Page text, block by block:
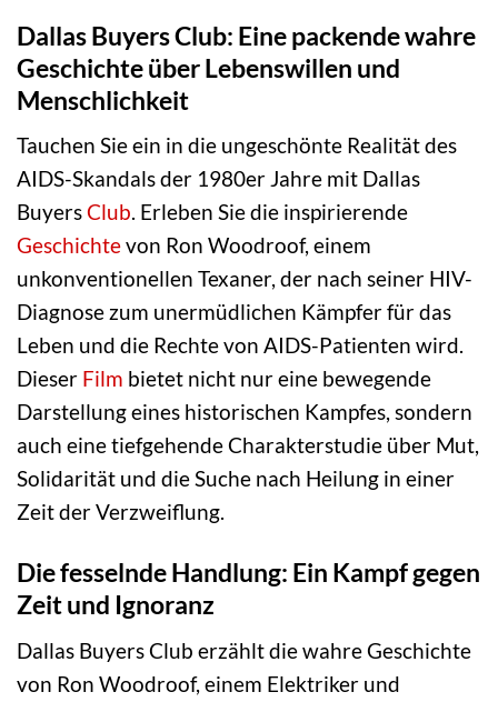
Dallas Buyers Club: Eine packende wahre
Geschichte über Lebenswillen und
Menschlichkeit
Tauchen Sie ein in die ungeschönte Realität des
AIDS-Skandals der 1980er Jahre mit Dallas
BuyersClub. Erleben Sie die inspirierende
Geschichtevon Ron Woodroof, einem
unkonventionellen Texaner, der nach seiner HIV-
Diagnose zum unermüdlichen Kämpfer für das
Leben und die Rechte von AIDS-Patienten wird.
Dieser Film bietet nicht nur eine bewegende
Darstellung eines historischen Kampfes, sondern
auch eine tiefgehende Charakterstudie über Mut,
Solidarität und die Suche nach Heilung in einer
Zeit der Verzweiflung.
Die fesselnde Handlung: Ein Kampf gegen
Zeit und Ignoranz
Dallas Buyers Club erzählt die wahre Geschichte
von Ron Woodroof, einem Elektriker und